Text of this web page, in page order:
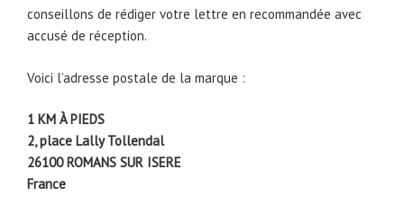
conseillons de rédiger votre lettre en recommandée avec
accusé de réception.
Voici l’adresse postale de la marque :
1 KM À PIEDS
2, place Lally Tollendal
26100 ROMANS SUR ISERE
France